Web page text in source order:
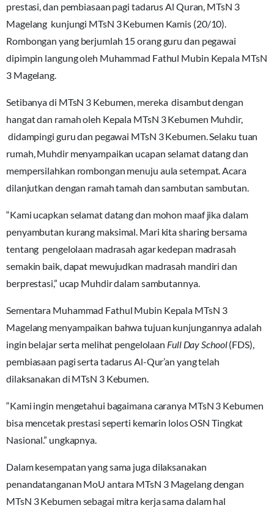
prestasi, dan pembiasaan pagi tadarus Al Quran, MTsN 3
Magelang kunjungi MTsN 3 Kebumen Kamis (20/10).
Rombongan yang berjumlah 15 orang guru dan pegawai
dipimpin langung oleh Muhammad Fathul Mubin Kepala MTsN
3 Magelang.
Setibanya di MTsN 3 Kebumen, mereka disambut dengan
hangat dan ramah oleh Kepala MTsN 3 Kebumen Muhdir,
didampingi guru dan pegawai MTsN 3 Kebumen. Selaku tuan
rumah, Muhdir menyampaikan ucapan selamat datang dan
mempersilahkan rombongan menuju aula setempat. Acara
dilanjutkan dengan ramah tamah dan sambutan sambutan.
“Kami ucapkan selamat datang dan mohon maaf jika dalam
penyambutan kurang maksimal. Mari kita sharing bersama
tentang pengelolaan madrasah agar kedepan madrasah
semakin baik, dapat mewujudkan madrasah mandiri dan
berprestasi,” ucap Muhdir dalam sambutannya.
Sementara Muhammad Fathul Mubin Kepala MTsN 3
Magelang menyampaikan bahwa tujuan kunjungannya adalah
ingin belajar serta melihat pengelolaan Full Day School(FDS),
pembiasaan pagi serta tadarus Al-Qur’an yang telah
dilaksanakan di MTsN 3 Kebumen.
“Kami ingin mengetahui bagaimana caranya MTsN 3 Kebumen
bisa mencetak prestasi seperti kemarin lolos OSN Tingkat
Nasional.” ungkapnya.
Dalam kesempatan yang sama juga dilaksanakan
penandatanganan MoU antara MTsN 3 Magelang dengan
MTsN 3 Kebumen sebagai mitra kerja sama dalam hal